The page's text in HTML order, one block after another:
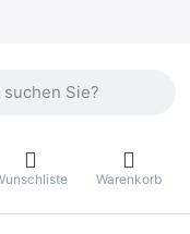
Suchbegriff ein.
Warenkorb